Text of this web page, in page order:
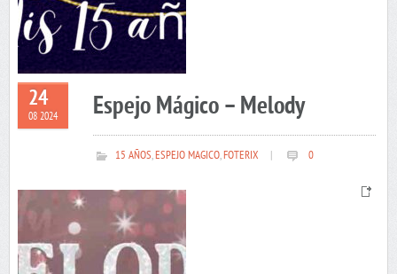
24
08 2024 Espejo Mágico – Melody
15 AÑOS,ESPEJO MAGICO,FOTERIX 0